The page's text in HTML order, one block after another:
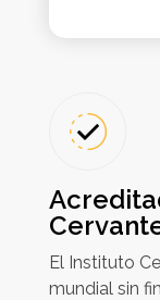
El Instituto
mundial sin